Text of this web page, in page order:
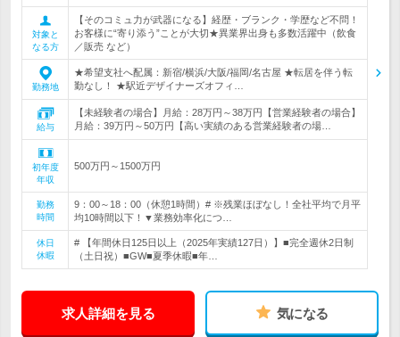
対象と
なる方
【そのコミュ力が武器になる】経歴・ブランク・学歴など不問！
お客様に“寄り添う”ことが大切★異業界出身も多数活躍中（飲食
／販売 など）
勤務地
★希望支社へ配属：新宿/横浜/大阪/福岡/名古屋 ★転居を伴う転
勤なし！ ★駅近デザイナーズオフィ…
給与
【未経験者の場合】月給：28万円～38万円【営業経験者の場合】
月給：39万円～50万円【高い実績のある営業経験者の場…
初年度
年収
500万円～1500万円
勤務
時間
9：00～18：00（休憩1時間）# ※残業ほぼなし！全社平均で月平
均10時間以下！▼業務効率化につ…
休日
休暇
# 【年間休日125日以上（2025年実績127日）】■完全週休2日制
（土日祝）■GW■夏季休暇■年…
求人詳細を見る 気になる